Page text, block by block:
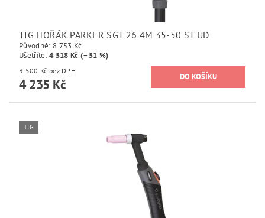
TIG HOŘÁK PARKER SGT 26 4M 35-50 ST UD
Původně: 8 753 Kč
Ušetříte:4 518 Kč (–51 %)
3 500 Kč bez DPH
4 235 Kč
TIG